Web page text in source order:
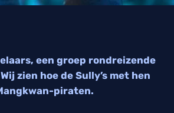
een groep rondreizende
zien hoe de Sully’s met hen
piraten.